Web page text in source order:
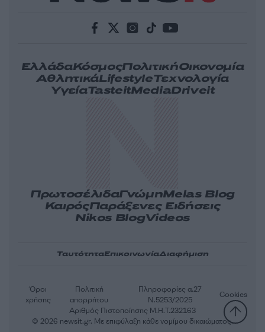
ΕλλάδαΚόσμοςΠολιτικήΟικονομία
ΑθλητικάLifestyleΤεχνολογία
ΥγείαTasteitMediaDriveit
ΠρωτοσέλιδαΓνώμηMelas Blog
ΚαιρόςΠαράξενες Ειδήσεις
Nikos BlogVideos
ΤαυτότηταΕπικοινωνίαΔιαφήμιση
Αριθμός Πιστοποίησης Μ.Η.Τ.232163
Όροι
χρήσης
Πολιτική
απορρήτου
Πληροφορίες α.27
Ν.5253/2025
Cookies
© 2026 newsit.gr. Με επιφύλαξη κάθε νομίμου δικαιώματος.